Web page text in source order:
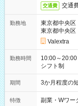
交通費 交通
勤務地
東京都中央区
東京都中央
Valextra
勤務時間
10:00～20:00 実働7.5時間／休憩1.5時間 営業時間に合わせた
シフト制
期間 3か月程度の
特徴 副業・Wワー